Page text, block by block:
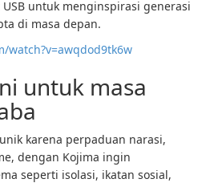
untuk menginspirasi generasi
di masa depan.
watch?v=awqdod9tk6w
untuk masa
karena perpaduan narasi,
dengan Kojima ingin
seperti isolasi, ikatan sosial,